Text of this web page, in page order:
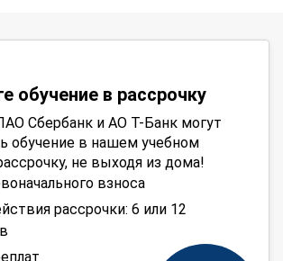
обучение в рассрочку
Сбербанк и АО Т-Банк могут
обучение в нашем учебном
не выходя из дома!
взноса
рассрочки: 6 или 12